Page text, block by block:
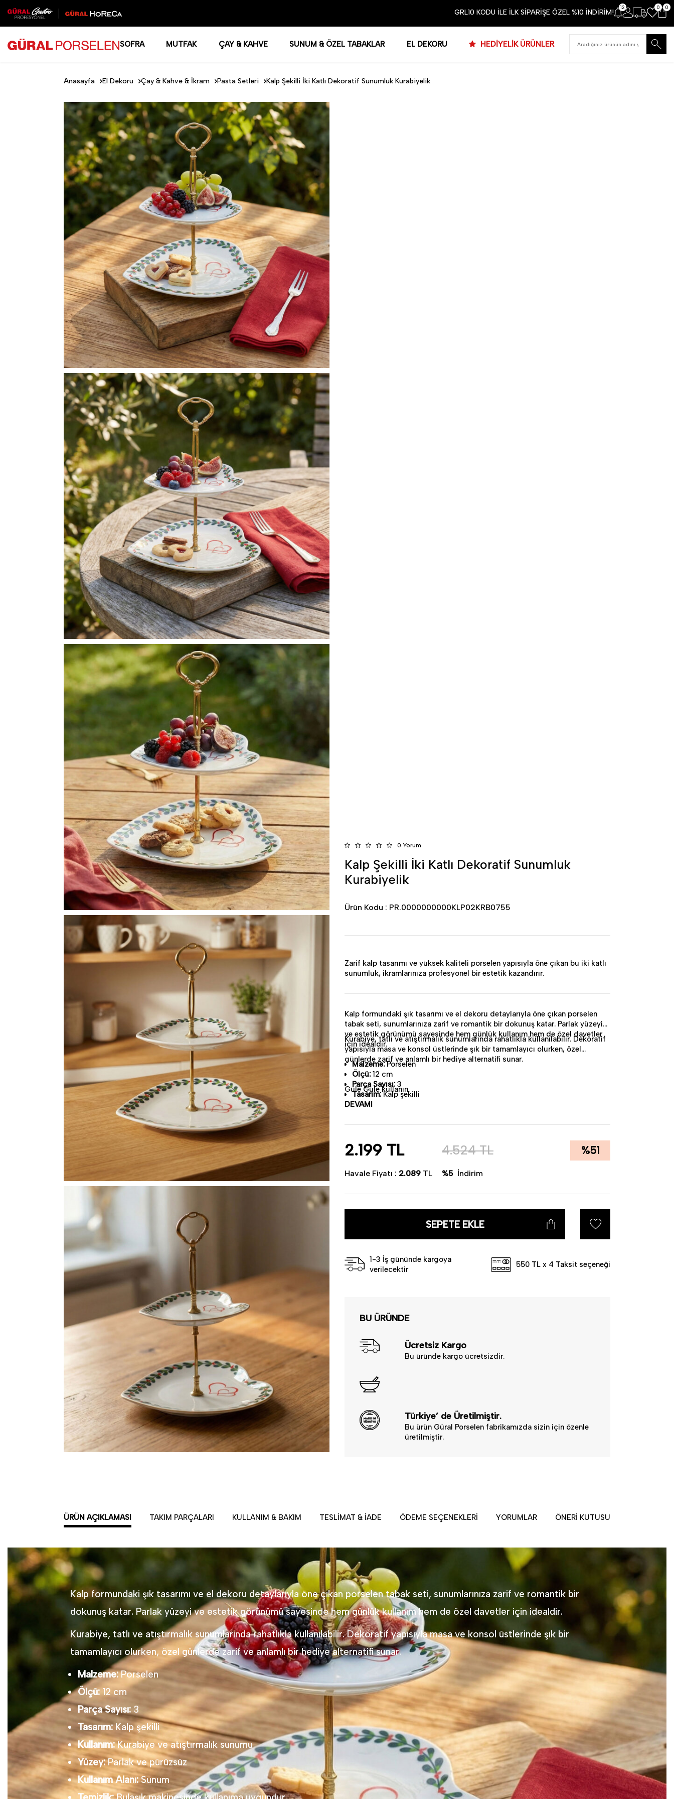
GRL10 KODU İLE İLK SİPARİŞE ÖZEL %10 İNDİRİM!
12 0 0
SOFRA MUTFAK ÇAY & KAHVE SUNUM & ÖZEL TABAKLAR EL DEKORU HEDİYELİK ÜRÜNLER
Anasayfa El Dekoru Çay & Kahve & İkram Pasta Setleri Kalp Şekilli İki Katlı Dekoratif Sunumluk Kurabiyelik
0 Yorum
Kalp Şekilli İki Katlı Dekoratif Sunumluk
Kurabiyelik
Ürün Kodu : PR.0000000000KLP02KRB0755
Zarif kalp tasarımı ve yüksek kaliteli porselen yapısıyla öne çıkan bu iki katlı
sunumluk, ikramlarınıza profesyonel bir estetik kazandırır.
Kalp formundaki şık tasarımı ve el dekoru detaylarıyla öne çıkan porselen
tabak seti, sunumlarınıza zarif ve romantik bir dokunuş katar. Parlak yüzeyi
ve estetik görünümü sayesinde hem günlük kullanım hem de özel davetler
için idealdir.
Kurabiye, tatlı ve atıştırmalık sunumlarında rahatlıkla kullanılabilir. Dekoratif
yapısıyla masa ve konsol üstlerinde şık bir tamamlayıcı olurken, özel
günlerde zarif ve anlamlı bir hediye alternatifi sunar.
Malzeme:Porselen
Ölçü:12 cm
Parça Sayısı:3
Tasarım:Kalp şekilli
Kullanım:
Kullanım Alanı:Sunum
Türkiye'de üretilmiştir.
Güle Güle kullanın.
DEVAMI
2.199 TL 4.524TL %51
Havale Fiyatı : 2.089 TL %5 İndirim
SEPETE EKLE
1-3 İş gününde kargoya
verilecektir
550 TL x 4 Taksit seçeneği
BU ÜRÜNDE
Ücretsiz Kargo
Bu üründe kargo ücretsizdir.
Türkiye’ de Üretilmiştir.
Bu ürün Güral Porselen fabrikamızda sizin için özenle
üretilmiştir.
ÜRÜN AÇIKLAMASI TAKIM PARÇALARI KULLANIM & BAKIM TESLIMAT & İADE ÖDEME SEÇENEKLERI YORUMLAR ÖNERI KUTUSU
Kalp formundaki şık tasarımı ve el dekoru detaylarıyla öne çıkan porselen tabak seti, sunumlarınıza zarif ve romantik bir
dokunuş katar. Parlak yüzeyi ve estetik görünümü sayesinde hem günlük kullanım hem de özel davetler için idealdir.
Kurabiye, tatlı ve atıştırmalık sunumlarında rahatlıkla kullanılabilir. Dekoratif yapısıyla masa ve konsol üstlerinde şık bir
tamamlayıcı olurken, özel günlerde zarif ve anlamlı bir hediye alternatifi sunar.
Malzeme:Porselen
Ölçü:12 cm
Parça Sayısı:3
Tasarım:Kalp şekilli
Kullanım:Kurabiye ve atıştırmalık sunumu
Yüzey:Parlak ve pürüzsüz
Kullanım Alanı:Sunum